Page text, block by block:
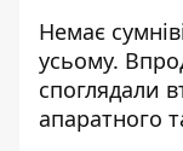
Немає
усьому.
споглядали
апаратного